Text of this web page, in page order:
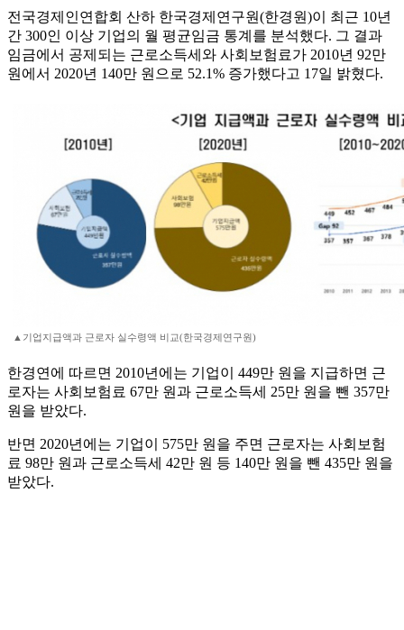
전국경제인연합회 산하 한국경제연구원(한경원)이 최근 10년
간 300인 이상 기업의 월 평균임금 통계를 분석했다. 그 결과
임금에서 공제되는 근로소득세와 사회보험료가 2010년 92만
원에서 2020년 140만 원으로 52.1% 증가했다고 17일 밝혔다.
▲기업지급액과 근로자 실수령액 비교(한국경제연구원)
한경연에 따르면 2010년에는 기업이 449만 원을 지급하면 근
로자는 사회보험료 67만 원과 근로소득세 25만 원을 뺀 357만
원을 받았다.
반면 2020년에는 기업이 575만 원을 주면 근로자는 사회보험
료 98만 원과 근로소득세 42만 원 등 140만 원을 뺀 435만 원을
받았다.